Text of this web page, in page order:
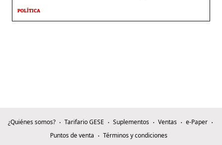
POLÍTICA
¿Quiénes somos? Tarifario GESE Suplementos Ventas
e-Paper
Puntos de venta
Términos y condiciones